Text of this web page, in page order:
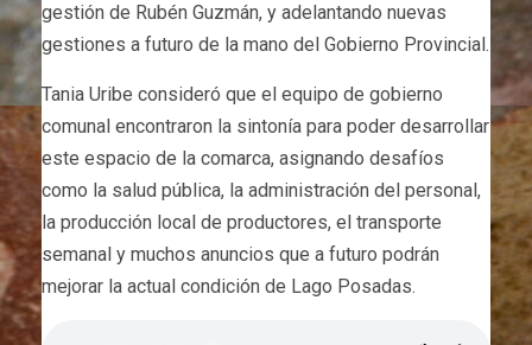
gestión de Rubén Guzmán, y adelantando nuevas
gestiones a futuro de la mano del Gobierno Provincial.
Tania Uribe consideró que el equipo de gobierno
comunal encontraron la sintonía para poder desarrollar
este espacio de la comarca, asignando desafíos
como la salud pública, la administración del personal,
la producción local de productores, el transporte
semanal y muchos anuncios que a futuro podrán
mejorar la actual condición de Lago Posadas.